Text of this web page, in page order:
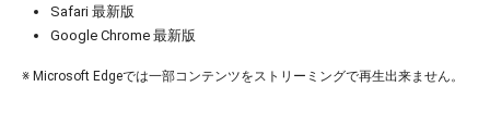
お買い物を続ける カートへ進む
Safari 最新版
Google Chrome 最新版
※ Microsoft Edgeでは一部コンテンツをストリーミングで再生出来ません。